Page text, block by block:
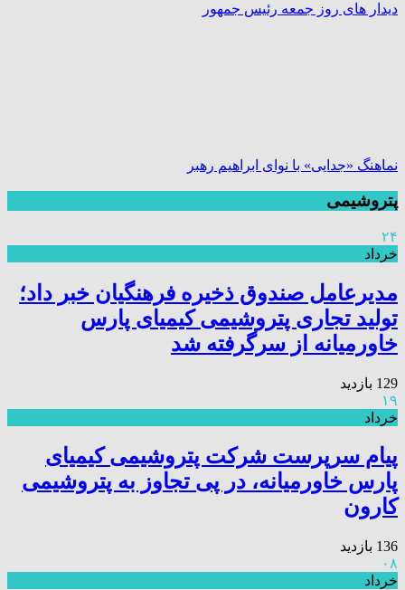
دیدار های روز جمعه رئیس جمهور
نماهنگ «جدایی» با نوای ابراهیم رهبر
پتروشیمی
۲۴
خرداد
مدیرعامل صندوق ذخیره فرهنگیان خبر داد؛
تولید تجاری پتروشیمی کیمیای پارس
خاورمیانه از سرگرفته شد
129 بازدید
۱۹
خرداد
پیام سرپرست شرکت پتروشیمی کیمیای
پارس خاورمیانه، در پی تجاوز به پتروشیمی
کارون
136 بازدید
۰۸
خرداد